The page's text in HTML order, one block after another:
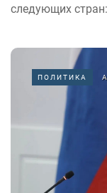
следующих
ПОЛИТИКА